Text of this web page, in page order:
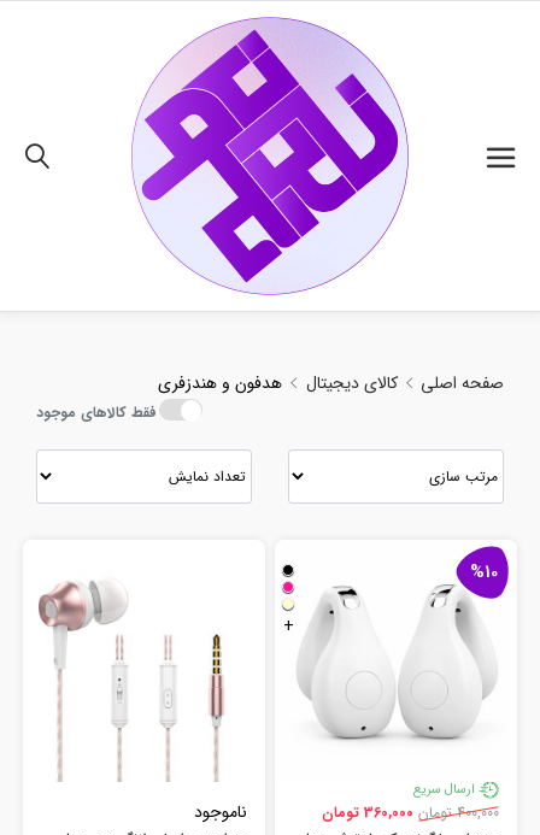
صفحه اصلی کالای دیجیتال هدفون و هندزفری
فقط کالاهای موجود
%10
+
ارسال سریع
400,000 تومان
360,000 تومان
ناموجود